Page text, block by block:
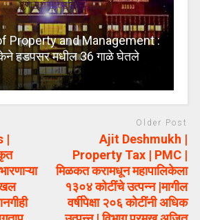
Property and Management :
हडपसर मधील 36 गाळे घेतले
|
Older Post
Ajit Deshmukh |
Property Tax | PMC |
मिळकत करामधून महापालिकेला
१३०४ कोटींचे उत्पन्न |मागील
वर्षीपेक्षा २०६ कोटींनी अधिक